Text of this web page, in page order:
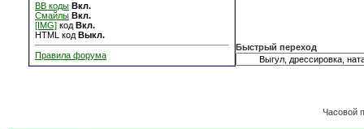
BB коды Вкл.
Смайлы Вкл.
[IMG] код Вкл.
HTML код Выкл.
Правила форума
Быстрый переход
Часовой